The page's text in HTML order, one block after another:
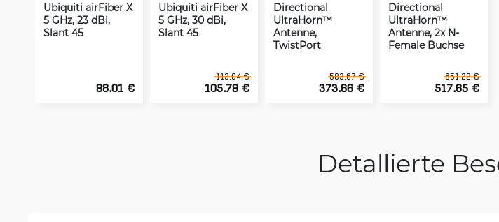
Ubiquiti airFiber X
5 GHz, 23 dBi,
Slant 45
98.01 €
Ubiquiti airFiber X
5 GHz, 30 dBi,
Slant 45
113.04 €
105.79 €
Directional
UltraHorn™
Antenne,
TwistPort
583.67 €
373.66 €
Directional
UltraHorn™
Antenne, 2x N-
Female Buchse
651.22 €
517.65 €
Detallierte